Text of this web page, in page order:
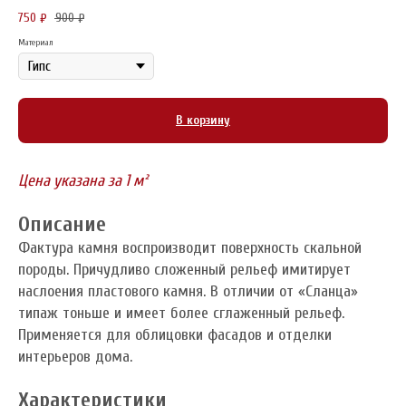
750 ₽ 900 ₽
Материал
В корзину
Цена указана за 1 м²
Описание
Фактура камня воспроизводит поверхность скальной
породы. Причудливо сложенный рельеф имитирует
наслоения пластового камня. В отличии от «Сланца»
типаж тоньше и имеет более сглаженный рельеф.
Применяется для облицовки фасадов и отделки
интерьеров дома.
Характеристики